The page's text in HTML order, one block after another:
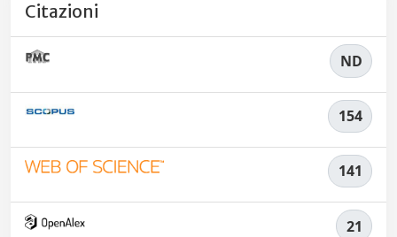
Citazioni
ND
154
141
21